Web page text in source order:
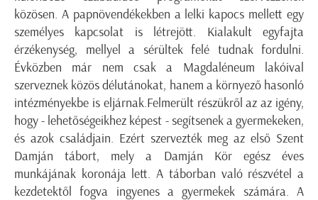
közösen. A papnövendékekben a lelki kapocs mellett egy
személyes kapcsolat is létrejött. Kialakult egyfajta
érzékenység, mellyel a sérültek felé tudnak fordulni.
Évközben már nem csak a Magdaléneum lakóival
szerveznek közös délutánokat, hanem a környező hasonló
intézményekbe is eljárnak.Felmerült részükről az az igény,
hogy - lehetőségeikhez képest - segítsenek a gyermekeken,
és azok családjain. Ezért szervezték meg az első Szent
Damján tábort, mely a Damján Kör egész éves
munkájának koronája lett. A táborban való részvétel a
kezdetektől fogva ingyenes a gyermekek számára. A